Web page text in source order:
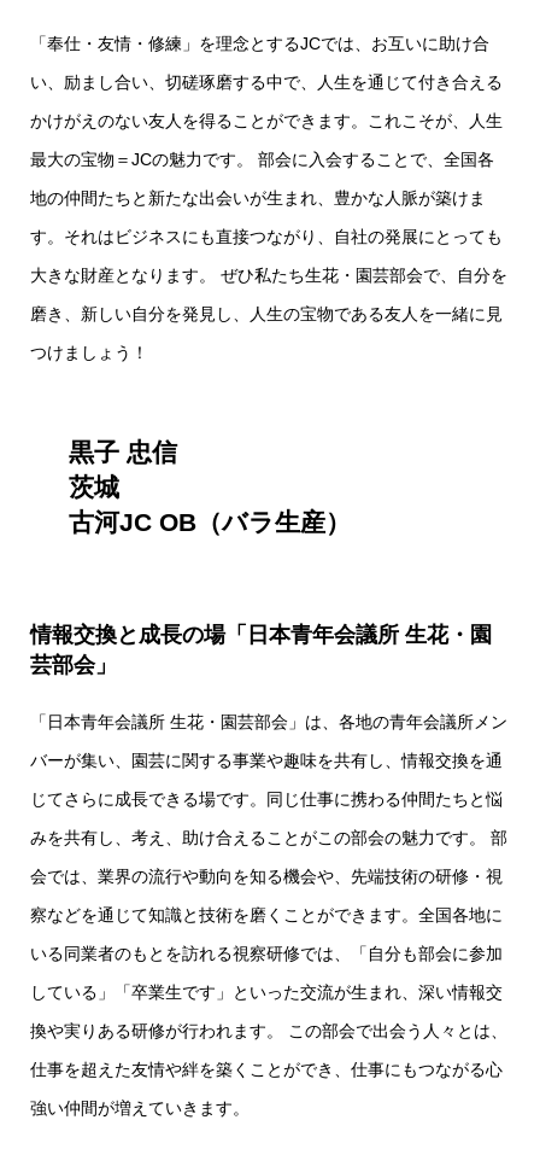
「奉仕・友情・修練」を理念とするJCでは、お互いに助け合
い、励まし合い、切磋琢磨する中で、人生を通じて付き合える
かけがえのない友人を得ることができます。これこそが、人生
最大の宝物＝JCの魅力です。 部会に入会することで、全国各
地の仲間たちと新たな出会いが生まれ、豊かな人脈が築けま
す。それはビジネスにも直接つながり、自社の発展にとっても
大きな財産となります。 ぜひ私たち生花・園芸部会で、自分を
磨き、新しい自分を発見し、人生の宝物である友人を一緒に見
つけましょう！
黒子 忠信
茨城
古河JC OB（バラ生産）
情報交換と成長の場「日本青年会議所 生花・園
芸部会」
「日本青年会議所 生花・園芸部会」は、各地の青年会議所メン
バーが集い、園芸に関する事業や趣味を共有し、情報交換を通
じてさらに成長できる場です。同じ仕事に携わる仲間たちと悩
みを共有し、考え、助け合えることがこの部会の魅力です。 部
会では、業界の流行や動向を知る機会や、先端技術の研修・視
察などを通じて知識と技術を磨くことができます。全国各地に
いる同業者のもとを訪れる視察研修では、「自分も部会に参加
している」「卒業生です」といった交流が生まれ、深い情報交
換や実りある研修が行われます。 この部会で出会う人々とは、
仕事を超えた友情や絆を築くことができ、仕事にもつながる心
強い仲間が増えていきます。